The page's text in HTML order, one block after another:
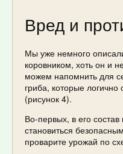
Вред и
Мы уже немного
коровником, хоть он и
можем напомнить для
гриба, которые
(рисунок 4).
Во-первых, в его
становиться
проварите урожай по